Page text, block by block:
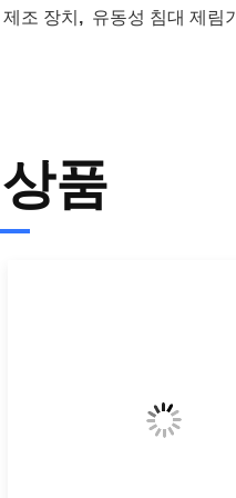
조 장치 , 유동성 침대 제림기
품